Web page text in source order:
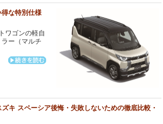
な特別仕様
ワゴンの軽自
ー（マルチ
キ スペーシア後悔・失敗しないための徹底比較・